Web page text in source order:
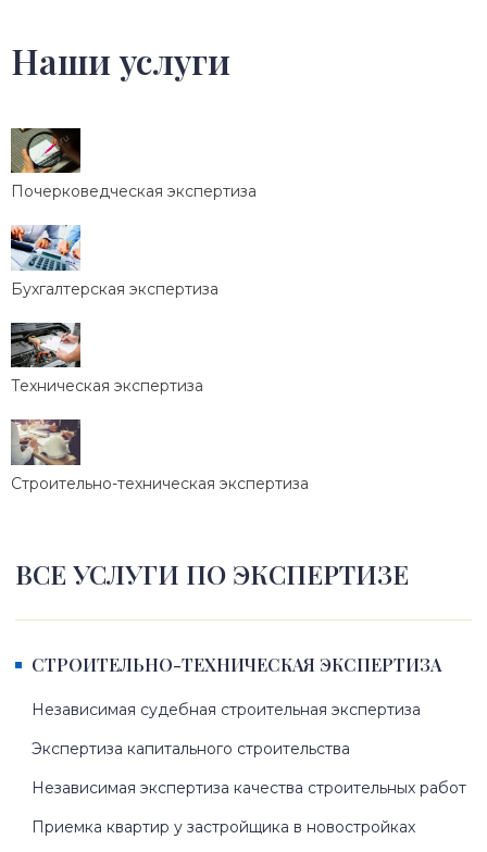
Наши услуги
Почерковедческая экспертиза
Бухгалтерская экспертиза
Техническая экспертиза
Строительно-техническая экспертиза
ВСЕ УСЛУГИ ПО ЭКСПЕРТИЗЕ
СТРОИТЕЛЬНО-ТЕХНИЧЕСКАЯ ЭКСПЕРТИЗА
Независимая судебная строительная экспертиза
Экспертиза капитального строительства
Независимая экспертиза качества строительных работ
Приемка квартир у застройщика в новостройках